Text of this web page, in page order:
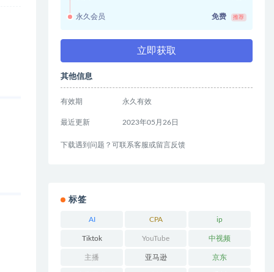
永久会员 免费 推荐
立即获取
其他信息
有效期 永久有效
最近更新 2023年05月26日
下载遇到问题？可联系客服或留言反馈
标签
AI CPA ip
Tiktok YouTube 中视频
主播 亚马逊 京东